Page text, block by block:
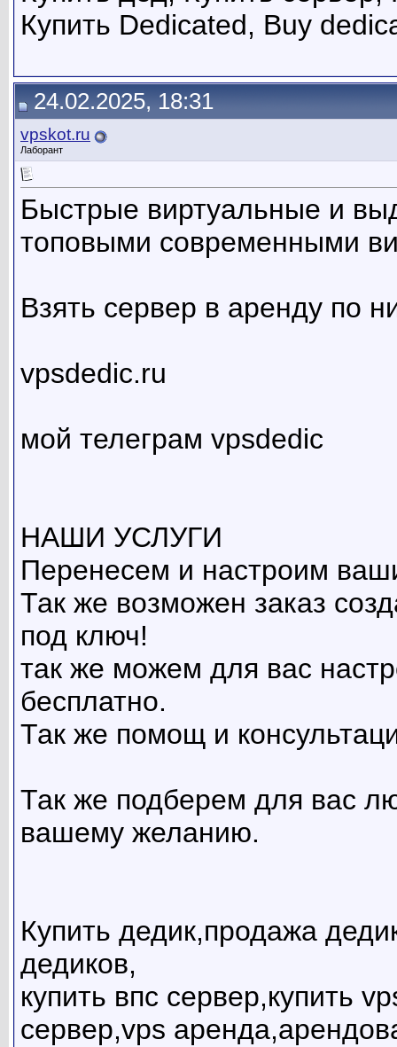
Купить Dedicated, Buy
24.02.2025, 18:31
vpskot.ru
Лаборант
Быстрые виртуальные и
топовыми современными
Взять сервер в аренду по
vpsdedic.ru
мой телеграм vpsdedic
НАШИ УСЛУГИ
Перенесем и настроим
Так же возможен заказ
под ключ!
так же можем для вас
бесплатно.
Так же помощ и
Так же подберем для вас
вашему желанию.
Купить дедик,продажа
дедиков,
купить впс сервер,купить
сервер,vps